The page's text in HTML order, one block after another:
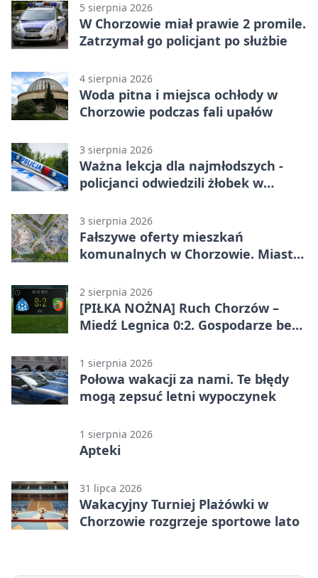
5 sierpnia 2026
W Chorzowie miał prawie 2 promile.
Zatrzymał go policjant po służbie
4 sierpnia 2026
Woda pitna i miejsca ochłody w
Chorzowie podczas fali upałów
3 sierpnia 2026
Ważna lekcja dla najmłodszych -
policjanci odwiedzili żłobek w
3 sierpnia 2026
Fałszywe oferty mieszkań
komunalnych w Chorzowie. Miasto
2 sierpnia 2026
[PIŁKA NOŻNA] Ruch Chorzów –
Miedź Legnica 0:2. Gospodarze bez
1 sierpnia 2026
Połowa wakacji za nami. Te błędy
mogą zepsuć letni wypoczynek
1 sierpnia 2026
Apteki
31 lipca 2026
Wakacyjny Turniej Plażówki w
Chorzowie rozgrzeje sportowe lato